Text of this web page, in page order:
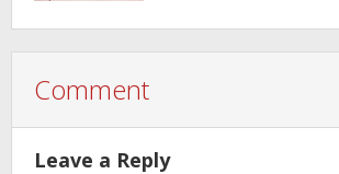
Comment
Leave a Reply